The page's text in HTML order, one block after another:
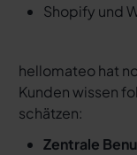
Shopify und
hellomateo hat
Kunden wissen
schätzen:
Zentrale